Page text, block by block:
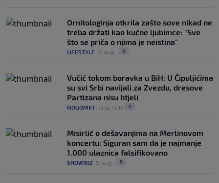
Ornitologinja otkrila zašto sove nikad ne
treba držati kao kućne ljubimce: "Sve
što se priča o njima je neistina"
LIFESTYLE 4. aug. 0
Vučić tokom boravka u BiH: U Čipuljićima
su svi Srbi navijali za Zvezdu, dresove
Partizana nisu htjeli
NOGOMET prije 12 h 0
Misirlić o dešavanjima na Merlinovom
koncertu: Siguran sam da je najmanje
1.000 ulaznica falsifikovano
SHOWBIZ 5. aug. 0